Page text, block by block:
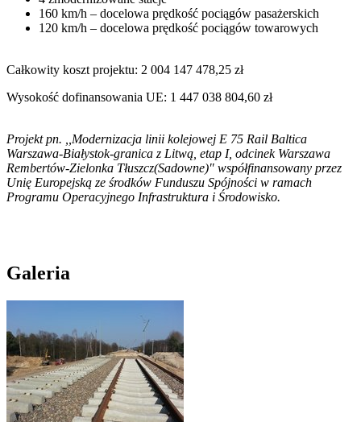
160 km/h – docelowa prędkość pociągów pasażerskich
120 km/h – docelowa prędkość pociągów towarowych
Całkowity koszt projektu: 2 004 147 478,25 zł
Wysokość dofinansowania UE: 1 447 038 804,60 zł
Projekt pn. ,,Modernizacja linii kolejowej E 75 Rail Baltica
Warszawa-Białystok-granica z Litwą, etap I, odcinek Warszawa
Rembertów-Zielonka Tłuszcz(Sadowne)" współfinansowany przez
Unię Europejską ze środków Funduszu Spójności w ramach
Programu Operacyjnego Infrastruktura i Środowisko.
Galeria